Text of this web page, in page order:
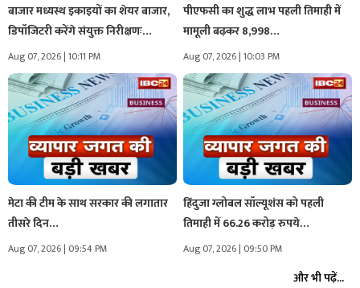
बाजार मध्यस्थ इकाइयों का शेयर बाजार,
डिपॉजिटरी करेंगे संयुक्त निरीक्षणः…
Aug 07, 2026 | 10:11 PM
पीएफसी का शुद्ध लाभ पहली तिमाही में
मामूली बढ़कर 8,998…
Aug 07, 2026 | 10:03 PM
मेटा की टीम के साथ सरकार की लगातार
तीसरे दिन…
Aug 07, 2026 | 09:54 PM
हिंदुजा ग्लोबल सॉल्यूशंस को पहली
तिमाही में 66.26 करोड़ रुपये…
Aug 07, 2026 | 09:50 PM
और भी पढ़ें...